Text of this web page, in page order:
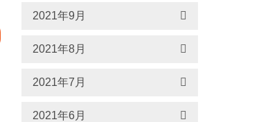
2021年9月
2021年8月
2021年7月
2021年6月